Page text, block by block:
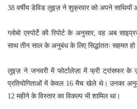
38 वर्षीय डेविड लुइज़ ने शुक्रवार को अपने साथियों
ग्लोबो एस्पोर्टे की रिपोर्ट के अनुसार, वह अब
साथ तीन साल के अनुबंध के लिए सिद्धांततः सहमत हो
लुइज़ ने जनवरी में फोर्टालेज़ा में फ्री ट्रांसफर के
प्रतियोगिताओं में केवल 16 मैच खेले थे। उनका
12 महीने के विस्तार का विकल्प भी शामिल था।